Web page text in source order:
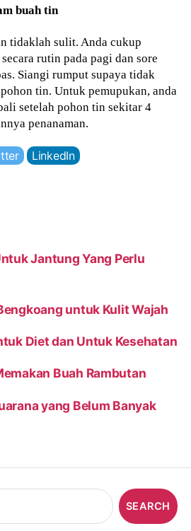
buah tin
tidaklah sulit. Anda cukup
rutin pada pagi dan sore
Siangi rumput supaya tidak
tin. Untuk pemupukan, anda
setelah pohon tin sekitar 4
penanaman.
LinkedIn
Jantung Yang Perlu
untuk Kulit Wajah
Diet dan Untuk Kesehatan
Buah Rambutan
yang Belum Banyak